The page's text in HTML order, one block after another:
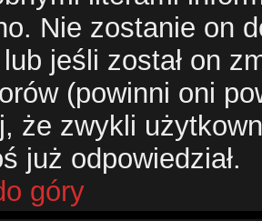
Nie zostanie on
jeśli został on
(powinni oni
że zwykli
już odpowiedział.
góry